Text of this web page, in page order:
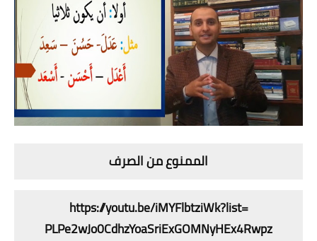
الممنوع من الصرف
https://youtu.be/iMYFlbtziWk?list=
PLPe2wJo0CdhzYoaSriExGOMNyHEx4Rwpz